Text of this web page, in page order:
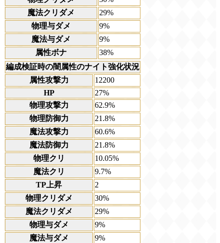
魔法クリダメ
29%
物理与ダメ
9%
魔法与ダメ
9%
属性ボナ
38%
編成検証時の闇属性のナイト強化状況
属性攻撃力
12200
HP
27%
物理攻撃力
62.9%
物理防御力
21.8%
魔法攻撃力
60.6%
魔法防御力
21.8%
物理クリ
10.05%
魔法クリ
9.7%
TP上昇
2
物理クリダメ
30%
魔法クリダメ
29%
物理与ダメ
9%
魔法与ダメ
9%